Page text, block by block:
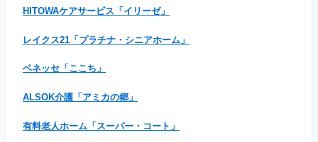
HITOWAケアサービス「イリーゼ」
レイクス21「プラチナ・シニアホーム」
ベネッセ「ここち」
ALSOK介護「アミカの郷」
有料老人ホーム「スーパー・コート」